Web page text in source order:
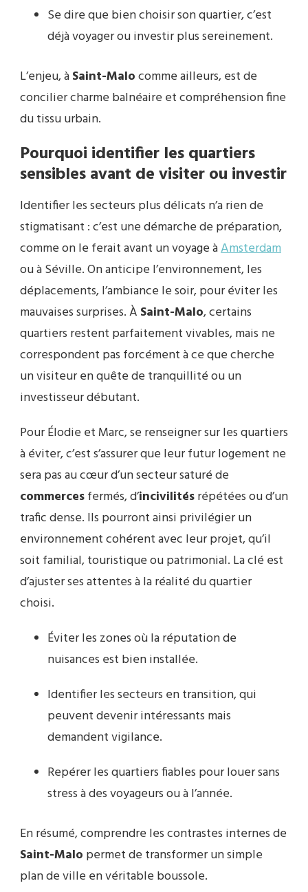
Se dire que bien choisir son quartier, c’est
déjà voyager ou investir plus sereinement.
L’enjeu, àSaint-Malocomme ailleurs, est de
concilier charme balnéaire et compréhension fine
du tissu urbain.
Pourquoi identifier les quartiers
sensibles avant de visiter ou investir
Identifier les secteurs plus délicats n’a rien de
stigmatisant : c’est une démarche de préparation,
comme on le ferait avant un voyage àAmsterdam
ou à Séville. On anticipe l’environnement, les
déplacements, l’ambiance le soir, pour éviter les
mauvaises surprises. À Saint-Malo, certains
quartiers restent parfaitement vivables, mais ne
correspondent pas forcément à ce que cherche
un visiteur en quête de tranquillité ou un
investisseur débutant.
Pour Élodie et Marc, se renseigner sur les quartiers
à éviter, c’est s’assurer que leur futur logement ne
sera pas au cœur d’un secteur saturé de
commercesfermés, d’incivilitésrépétées ou d’un
trafic dense. Ils pourront ainsi privilégier un
environnement cohérent avec leur projet, qu’il
soit familial, touristique ou patrimonial. La clé est
d’ajuster ses attentes à la réalité du quartier
choisi.
Éviter les zones où la réputation de
nuisances est bien installée.
Identifier les secteurs en transition, qui
peuvent devenir intéressants mais
demandent vigilance.
Repérer les quartiers fiables pour louer sans
stress à des voyageurs ou à l’année.
En résumé, comprendre les contrastes internes de
Saint-Malo permet de transformer un simple
plan de ville en véritable boussole.